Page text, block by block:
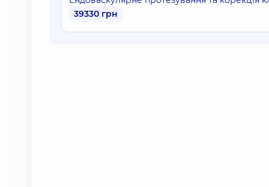
39330 грн